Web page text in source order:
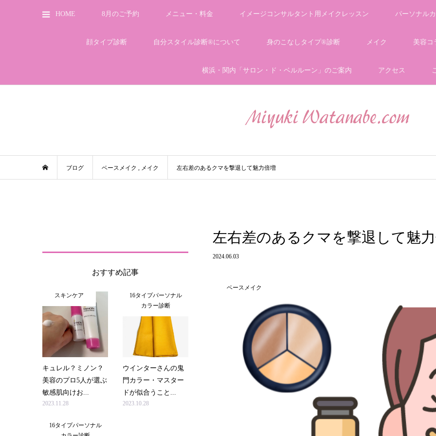
HOME 8月のご予約 メニュー・料金 イメージコンサルタント用メイクレッスン パーソナル
顔タイプ診断 自分スタイル診断®について 身のこなしタイプ®診断 メイク 美容コ
横浜・関内「サロン・ド・ベルルーン」のご案内 アクセス
ブログ ベースメイク メイク 左右差のあるクマを撃退して魅力倍増
左右差のあるクマを撃退して魅
2024.06.03
ベースメイク
おすすめ記事
スキンケア
キュレル？ミノン？
美容のプロ5人が選ぶ
敏感肌向けお...
2023.11.28
16タイプパーソナル
カラー診断
ウインターさんの鬼
門カラー・マスター
ドが似合うこと...
2023.10.28
16タイプパーソナル